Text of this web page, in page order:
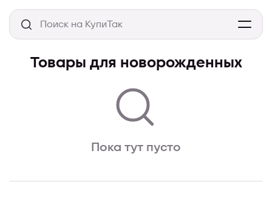
Товары для новорожденных
Пока тут пусто